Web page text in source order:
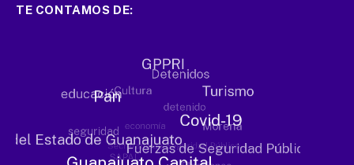
TE CONTAMOS DE: